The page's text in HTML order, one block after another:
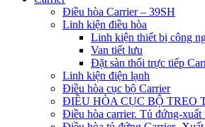
Điều hòa Carrier – 39SH
Linh kiện điều hòa
Linh kiện thiết bị công
Van tiết lưu
Đặt sàn thổi trực tiếp
Linh kiện điện lạnh
Điều hòa cục bộ Carrier
ĐIỀU HÒA CỤC BỘ TREO
Điều hòa carrier. Tủ đứng-